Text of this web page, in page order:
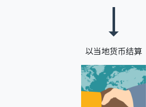
以当地货币结算